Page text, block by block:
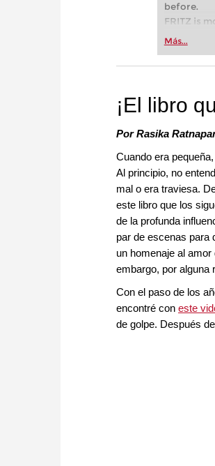
before.
FRITZ is
Whether
more
Más...
¡El libro
Por Rasika
Cuando era
Al principio, no
mal o era traviesa.
este libro que los
de la profunda
par de escenas para
un homenaje al
embargo, por alguna
Con el paso de los
encontré con este
de golpe. Después